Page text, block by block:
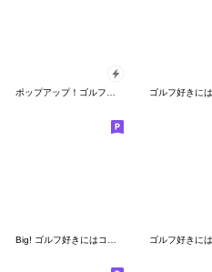
ポップアップ！ゴルフ好き年始挨拶スタンプ